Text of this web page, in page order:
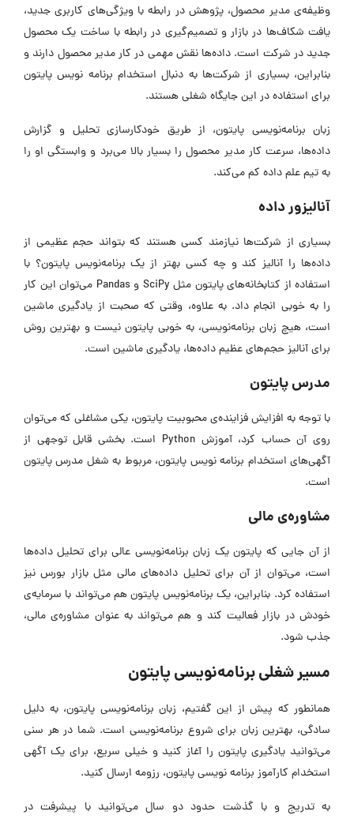
وظیفه‌ی مدیر محصول، پژوهش در رابطه با ویژگی‌های کاربری جدید،
یافت شکاف‌ها در بازار و تصمیم‌گیری در رابطه با ساخت یک محصول
جدید در شرکت است. داده‌ها نقش مهمی در کار مدیر محصول دارند و
بنابراین، بسیاری از شرکت‌ها به دنبال استخدام برنامه نویس پایتون
برای استفاده در این جایگاه شغلی هستند.
زبان برنامه‌نویسی پایتون، از طریق خودکارسازی تحلیل و گزارش
داده‌ها، سرعت کار مدیر محصول را بسیار بالا می‌برد و وابستگی او را
به تیم علم داده کم می‌کند.
آنالیزور داده
بسیاری از شرکت‌ها نیازمند کسی هستند که بتواند حجم عظیمی از
داده‌ها را آنالیز کند و چه کسی بهتر از یک برنامه‌نویس پایتون؟ با
استفاده از کتابخانه‌های پایتون مثل SciPy و Pandas می‌توان این کار
را به خوبی انجام داد. به علاوه، وقتی که صحبت از یادگیری ماشین
است، هیچ زبان برنامه‌نویسی، به خوبی پایتون نیست و بهترین روش
برای آنالیز حجم‌های عظیم داده‌ها، یادگیری ماشین است.
مدرس پایتون
با توجه به افزایش فزاینده‌ی محبوبیت پایتون، یکی مشاغلی که می‌توان
روی آن حساب کرد، آموزش Python است. بخشی قابل توجهی از
آگهی‌های استخدام برنامه نویس پایتون، مربوط به شغل مدرس پایتون
است.
مشاوره‌ی مالی
از آن جایی که پایتون یک زبان برنامه‌نویسی عالی برای تحلیل داده‌ها
است، می‌توان از آن برای تحلیل داده‌های مالی مثل بازار بورس نیز
استفاده کرد. بنابراین، یک برنامه‌نویس پایتون هم می‌تواند با سرمایه‌ی
خودش در بازار فعالیت کند و هم می‌تواند به عنوان مشاوره‌ی مالی،
جذب شود.
مسیر شغلی برنامه‌نویسی پایتون
همانطور که پیش از این گفتیم، زبان برنامه‌نویسی پایتون، به دلیل
سادگی، بهترین زبان برای شروع برنامه‌نویسی است. شما در هر سنی
می‌توانید یادگیری پایتون را آغاز کنید و خیلی سریع، برای یک آگهی
استخدام کارآموز برنامه نویسی پایتون، رزومه ارسال کنید.
به تدریج و با گذشت حدود دو سال می‌توانید با پیشرفت در